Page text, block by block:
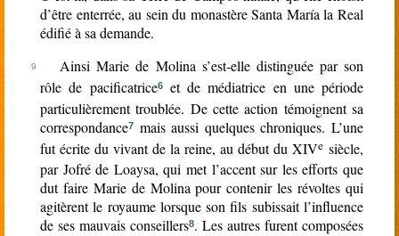
d’être enterrée, au sein du monastère Santa María la Real
édifié à sa demande.
Ainsi Marie de Molina s’est-elle distinguée par son
rôle de pacificatrice6et de médiatrice en une période
particulièrement troublée. De cette action témoignent sa
correspondance7 mais aussi quelques chroniques. L’une
fut écrite du vivant de la reine, au début du XIVe siècle,
par Jofré de Loaysa, qui met l’accent sur les efforts que
dut faire Marie de Molina pour contenir les révoltes qui
agitèrent le royaume lorsque son fils subissait l’influence
de ses mauvais conseillers8. Les autres furent composées